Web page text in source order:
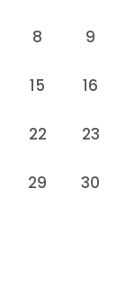
8 9
15 16
22 23
29 30